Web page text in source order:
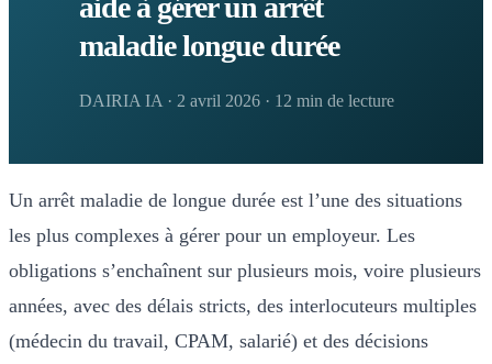
maladie longue durée
DAIRIA IA · 2 avril 2026 · 12 min de lecture
Un arrêt maladie de longue durée est l’une des situations
les plus complexes à gérer pour un employeur. Les
obligations s’enchaînent sur plusieurs mois, voire plusieurs
années, avec des délais stricts, des interlocuteurs multiples
(médecin du travail, CPAM, salarié) et des décisions